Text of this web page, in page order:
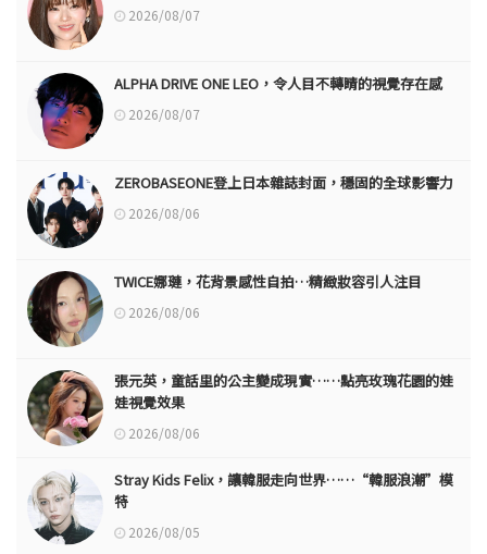
2026/08/07
ALPHA DRIVE ONE LEO，令人目不轉睛的視覺存在感
2026/08/07
ZEROBASEONE登上日本雜誌封面，穩固的全球影響力
2026/08/06
TWICE娜璉，花背景感性自拍…精緻妝容引人注目
2026/08/06
張元英，童話里的公主變成現實……點亮玫瑰花園的娃
娃視覺效果
2026/08/06
Stray Kids Felix，讓韓服走向世界……“韓服浪潮”模
特
2026/08/05